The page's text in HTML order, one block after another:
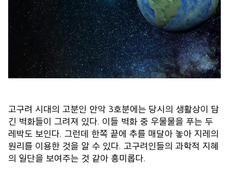
고구려 시대의 고분인 안악 3호분에는 당시의 생활상이 담
긴 벽화들이 그려져 있다. 이들 벽화 중 우물물을 푸는 두
레박도 보인다. 그런데 한쪽 끝에 추를 매달아 놓아 지레의
원리를 이용한 것을 알 수 있다. 고구려인들의 과학적 지혜
의 일단을 보여주는 것 같아 흥미롭다.